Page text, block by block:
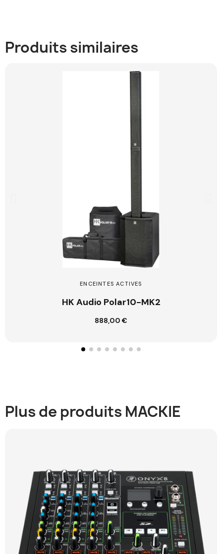
Produits similaires
ENCEINTES ACTIVES
HK Audio Polar10-MK2
888,00 €
Customize
Plus de produits MACKIE